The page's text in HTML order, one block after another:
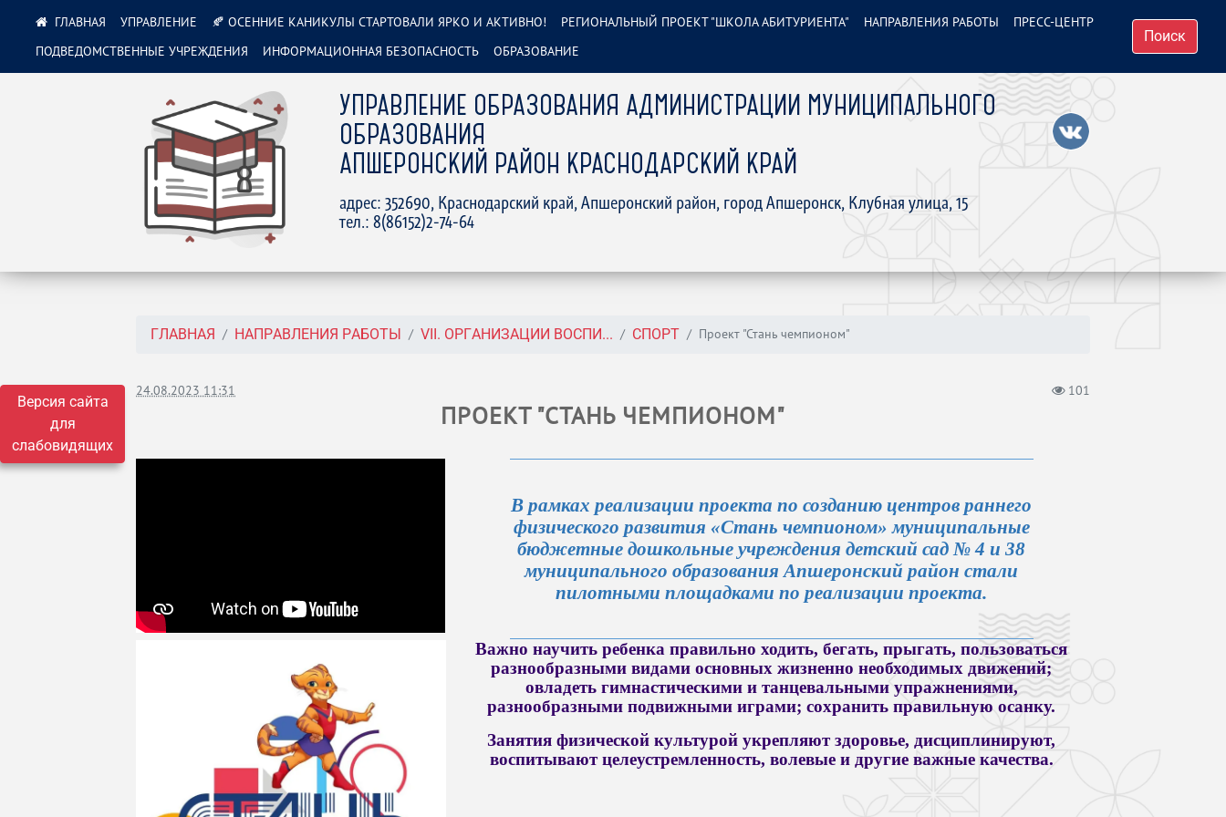
Версия сайта
для
слабовидящих
УПРАВЛЕНИЕ ОБРАЗОВАНИЯ АДМИНИСТРАЦИИ МУНИЦИПАЛЬНОГО
ОБРАЗОВАНИЯ
АПШЕРОНСКИЙ РАЙОН КРАСНОДАРСКИЙ КРАЙ
адрес: 352690, Краснодарский край, Апшеронский район, город Апшеронск, Клубная улица, 15
тел.: 8(86152)2-74-64
УПРАВЛЕНИЕ 🍂 ОСЕННИЕ КАНИКУЛЫ СТАРТОВАЛИ ЯРКО И АКТИВНО! РЕГИОНАЛЬНЫЙ ПРОЕКТ "ШКОЛА АБИТУРИЕНТА" НАПРАВЛЕНИЯ РАБОТЫ
ПРЕСС-ЦЕНТР
ПОДВЕДОМСТВЕННЫЕ УЧРЕЖДЕНИЯ
ИНФОРМАЦИОННАЯ БЕЗОПАСНОСТЬ ОБРАЗОВАНИЕ
Поиск
ГЛАВНАЯ НАПРАВЛЕНИЯ РАБОТЫ VII. ОРГАНИЗАЦИИ ВОСПИ... СПОРТ Проект "Стань чемпионом"
24.08.2023 11:31 101
ПРОЕКТ "СТАНЬ ЧЕМПИОНОМ"
В рамках реализации проекта по созданию центров раннего
физического развития «Стань чемпионом» муниципальные
бюджетные дошкольные учреждения детский сад № 4 и 38
муниципального образования Апшеронский район стали
пилотными площадками по реализации проекта.
Важно научить ребенка правильно ходить, бегать, прыгать, пользоваться
разнообразными видами основных жизненно необходимых движений;
овладеть гимнастическими и танцевальными упражнениями,
разнообразными подвижными играми; сохранить правильную осанку.
Занятия физической культурой укрепляют здоровье, дисциплинируют,
воспитывают целеустремленность, волевые и другие важные качества.